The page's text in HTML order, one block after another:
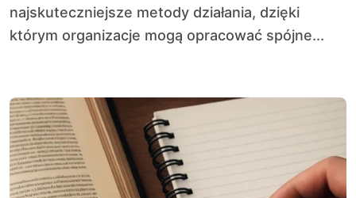
najskuteczniejsze metody działania, dzięki
którym organizacje mogą opracować spójne...